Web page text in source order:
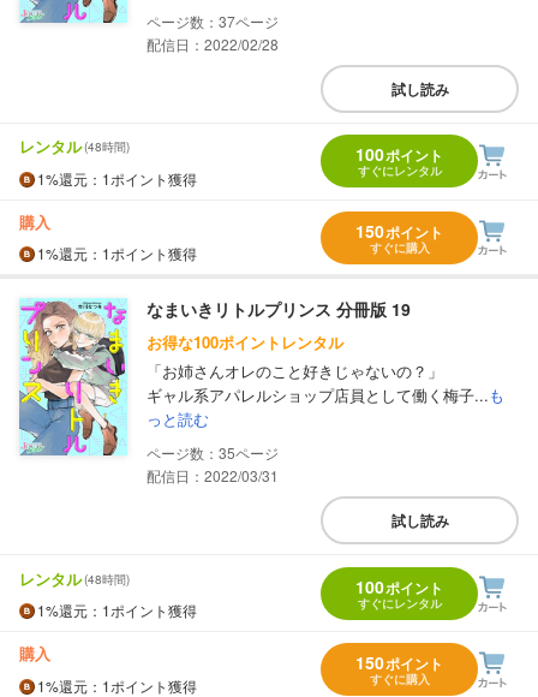
37
配信日：2022/02/28
試し読み
レンタル(48時間)
1%還元 ：1ポイント獲得
100ポイント
すぐにレンタル
購入
1%還元 ：1ポイント獲得
150ポイント
すぐに購入
なまいきリトルプリンス 分冊版 19
お得な100ポイントレンタル
「お姉さんオレのこと好きじゃないの？」
ギャル系アパレルショップ店員として働く梅子...も
っと読む
35
配信日：2022/03/31
試し読み
レンタル(48時間)
1%還元 ：1ポイント獲得
100ポイント
すぐにレンタル
購入
1%還元 ：1ポイント獲得
150ポイント
すぐに購入